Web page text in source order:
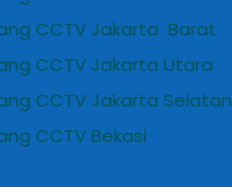
CCTV Jakarta Barat
CCTV Jakarta Utara
CCTV Jakarta Selatan
CCTV Bekasi